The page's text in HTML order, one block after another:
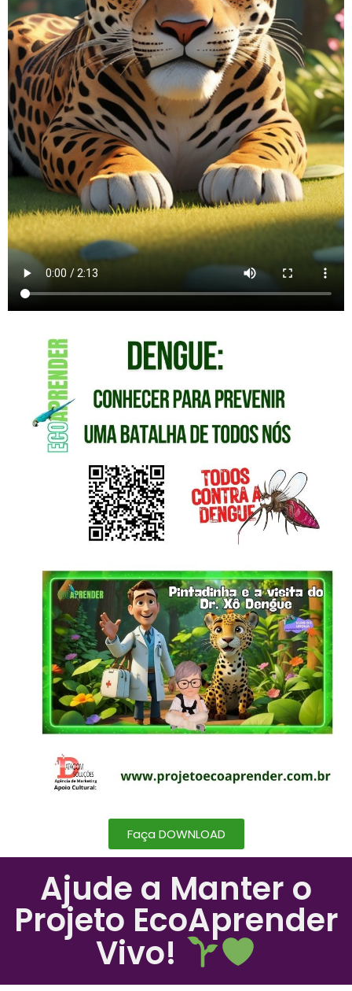
Faça DOWNLOAD
Ajude a Manter o
Projeto EcoAprender
Vivo!